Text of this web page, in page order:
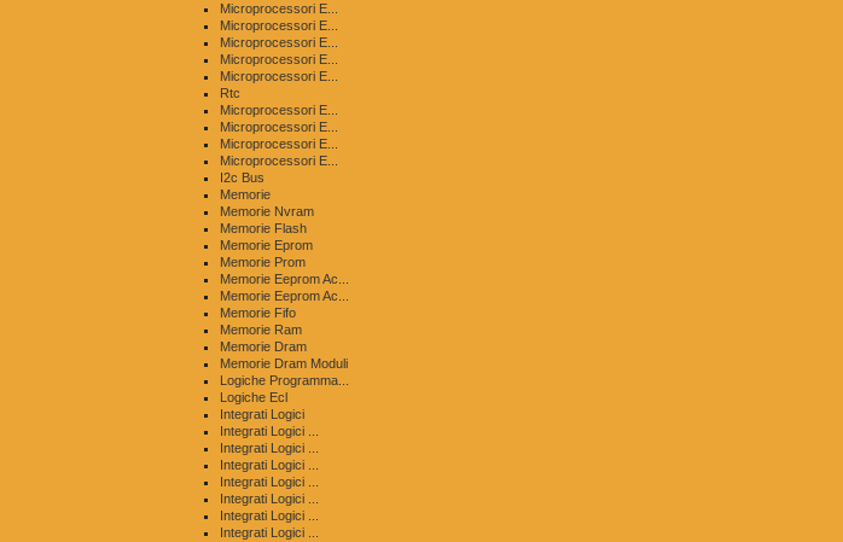
Microprocessori E...
Microprocessori E...
Microprocessori E...
Microprocessori E...
Microprocessori E...
Rtc
Microprocessori E...
Microprocessori E...
Microprocessori E...
Microprocessori E...
I2c Bus
Memorie
Memorie Nvram
Memorie Flash
Memorie Eprom
Memorie Prom
Memorie Eeprom Ac...
Memorie Eeprom Ac...
Memorie Fifo
Memorie Ram
Memorie Dram
Memorie Dram Moduli
Logiche Programma...
Logiche Ecl
Integrati Logici
Integrati Logici ...
Integrati Logici ...
Integrati Logici ...
Integrati Logici ...
Integrati Logici ...
Integrati Logici ...
Integrati Logici ...